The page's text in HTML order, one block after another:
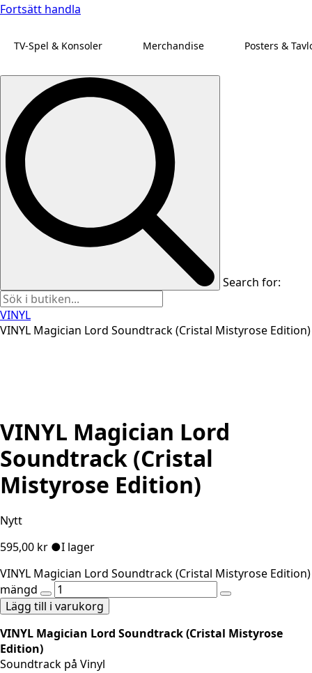
Fortsätt handla
TV-Spel & Konsoler Merchandise Posters &
Search for:
VINYL
VINYL Magician Lord Soundtrack (Cristal Mistyrose Edition)
VINYL Magician Lord
Soundtrack (Cristal
Mistyrose Edition)
Nytt
595,00 kr ●I lager
VINYL Magician Lord Soundtrack (Cristal Mistyrose Edition)
mängd
Lägg till i varukorg
VINYL Magician Lord Soundtrack (Cristal Mistyrose
Edition)
Soundtrack på Vinyl